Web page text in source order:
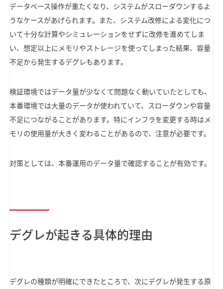
データベース操作が重たくなり、システムがスローダウンするよ
うなケースがあげられます。また、システム改修による変化につ
いて十分な計算やシミュレーションをせずに改修を進めてしま
い、想定以上にメモリやストレージを使ってしまった結果、容量
不足から発生するデグレもあります。
検証環境ではデータ量が少なくて問題なく動いていたとしても、
本番環境では大量のデータが使われていて、スローダウンや容量
不足につながることがあります。特にインフラを変更する時はメ
モリの使用量が大きく変わることがあるので、注意が必要です。
対策としては、本番運用のデータ量で確認することが有効です。
デグレが起きる具体的理由
デグレの種類が明確にできたところで、次にデグレが発生する原